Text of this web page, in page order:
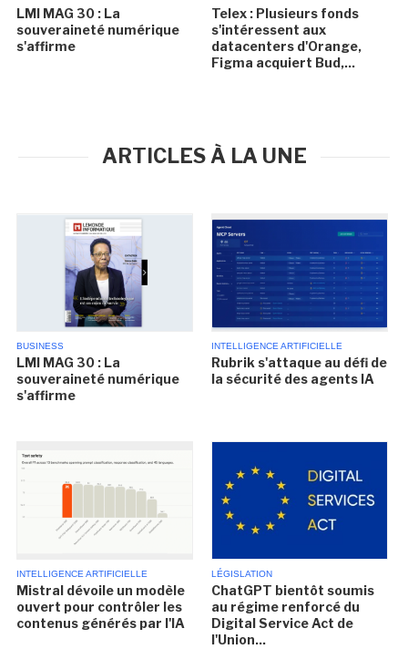
LMI MAG 30 : La
souveraineté numérique
s'affirme
Telex : Plusieurs fonds
s'intéressent aux
datacenters d'Orange,
Figma acquiert Bud,...
ARTICLES À LA UNE
BUSINESS
LMI MAG 30 : La
souveraineté numérique
s'affirme
INTELLIGENCE ARTIFICIELLE
Rubrik s'attaque au défi de
la sécurité des agents IA
INTELLIGENCE ARTIFICIELLE
Mistral dévoile un modèle
ouvert pour contrôler les
contenus générés par l'IA
LÉGISLATION
ChatGPT bientôt soumis
au régime renforcé du
Digital Service Act de
l'Union...